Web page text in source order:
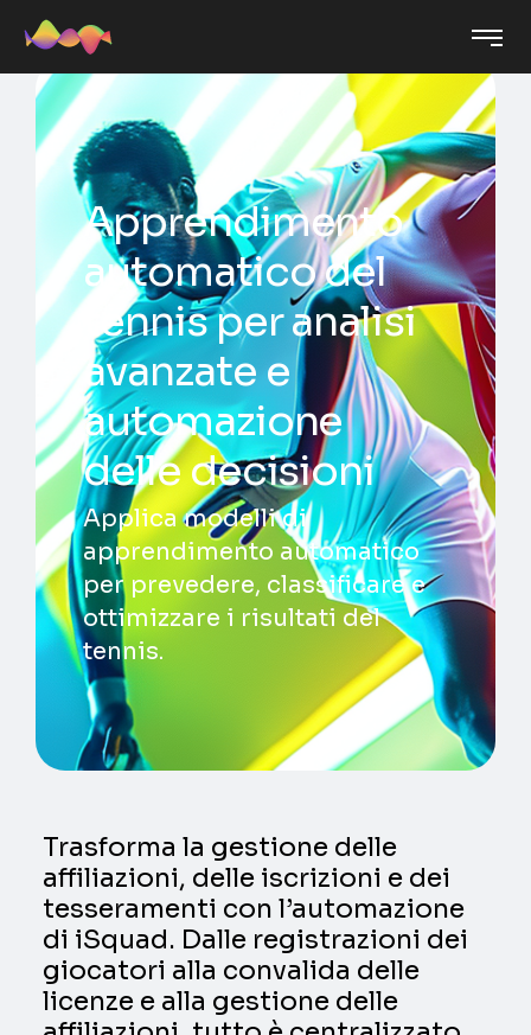
Apprendimento
automatico del
tennis per analisi
avanzate e
automazione
delle decisioni
Applica modelli di
apprendimento automatico
per prevedere, classificare e
ottimizzare i risultati del
tennis.
Trasforma la gestione delle
affiliazioni, delle iscrizioni e dei
tesseramenti con l’automazione
di iSquad. Dalle registrazioni dei
giocatori alla convalida delle
licenze e alla gestione delle